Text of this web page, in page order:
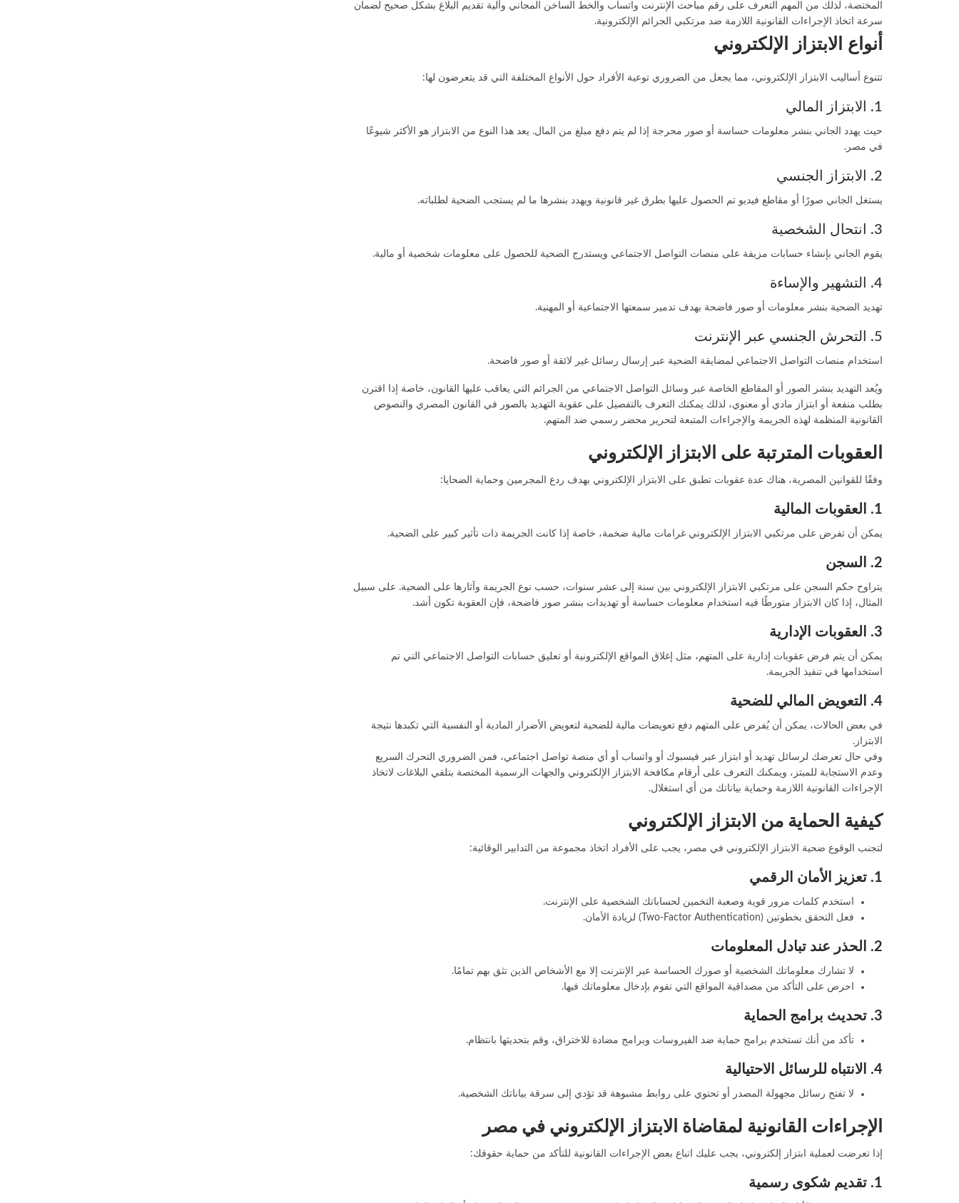
المختصة، لذلك من المهم التعرف على رقم مباحث الإنترنت واتساب والخط الساخن المجاني وآلية تقديم البلاغ بشكل صحيح لضمان
سرعة اتخاذ الإجراءات القانونية اللازمة ضد مرتكبي الجرائم الإلكترونية.
أنواع الابتزاز الإلكتروني
تتنوع أساليب الابتزاز الإلكتروني، مما يجعل من الضروري توعية الأفراد حول الأنواع المختلفة التي قد يتعرضون لها:
1. الابتزاز المالي
حيث يهدد الجاني بنشر معلومات حساسة أو صور محرجة إذا لم يتم دفع مبلغ من المال. يعد هذا النوع من الابتزاز هو الأكثر شيوعًا
في مصر.
2. الابتزاز الجنسي
يستغل الجاني صورًا أو مقاطع فيديو تم الحصول عليها بطرق غير قانونية ويهدد بنشرها ما لم يستجب الضحية لطلباته.
3. انتحال الشخصية
يقوم الجاني بإنشاء حسابات مزيفة على منصات التواصل الاجتماعي ويستدرج الضحية للحصول على معلومات شخصية أو مالية.
4. التشهير والإساءة
تهديد الضحية بنشر معلومات أو صور فاضحة بهدف تدمير سمعتها الاجتماعية أو المهنية.
5. التحرش الجنسي عبر الإنترنت
استخدام منصات التواصل الاجتماعي لمضايقة الضحية عبر إرسال رسائل غير لائقة أو صور فاضحة.
ويُعد التهديد بنشر الصور أو المقاطع الخاصة عبر وسائل التواصل الاجتماعي من الجرائم التي يعاقب عليها القانون، خاصة إذا اقترن
بطلب منفعة أو ابتزاز مادي أو معنوي، لذلك يمكنك التعرف بالتفصيل على عقوبة التهديد بالصور
في القانون المصري والنصوص
القانونية المنظمة لهذه الجريمة والإجراءات المتبعة لتحرير محضر رسمي ضد المتهم.
العقوبات المترتبة على الابتزاز الإلكتروني
وفقًا للقوانين المصرية، هناك عدة عقوبات تطبق على الابتزاز الإلكتروني بهدف ردع المجرمين وحماية الضحايا:
1. العقوبات المالية
يمكن أن تفرض على مرتكبي الابتزاز الإلكتروني غرامات مالية ضخمة، خاصة إذا كانت الجريمة ذات تأثير كبير على الضحية.
2. السجن
يتراوح حكم السجن على مرتكبي الابتزاز الإلكتروني بين سنة إلى عشر سنوات، حسب نوع الجريمة وآثارها على الضحية. على سبيل
المثال، إذا كان الابتزاز متورطًا فيه استخدام معلومات حساسة أو تهديدات بنشر صور فاضحة، فإن العقوبة تكون أشد.
3. العقوبات الإدارية
يمكن أن يتم فرض عقوبات إدارية على المتهم، مثل إغلاق المواقع الإلكترونية أو تعليق حسابات التواصل الاجتماعي التي تم
استخدامها في تنفيذ الجريمة.
4. التعويض المالي للضحية
في بعض الحالات، يمكن أن يُفرض على المتهم دفع تعويضات مالية للضحية لتعويض الأضرار المادية أو النفسية التي تكبدها نتيجة
الابتزاز.
وفي حال تعرضك لرسائل تهديد أو ابتزاز عبر فيسبوك أو واتساب أو أي منصة تواصل اجتماعي، فمن الضروري التحرك السريع
وعدم الاستجابة للمبتز، ويمكنك التعرف على
أرقام مكافحة الابتزاز الإلكتروني والجهات الرسمية المختصة بتلقي البلاغات لاتخاذ
الإجراءات القانونية اللازمة وحماية بياناتك من أي استغلال.
كيفية الحماية من الابتزاز الإلكتروني
لتجنب الوقوع ضحية الابتزاز الإلكتروني في مصر، يجب على الأفراد اتخاذ مجموعة من التدابير الوقائية:
1. تعزيز الأمان الرقمي
استخدم كلمات مرور قوية وصعبة التخمين لحساباتك الشخصية على الإنترنت.
فعل التحقق بخطوتين (Two-Factor Authentication) لزيادة الأمان.
2. الحذر عند تبادل المعلومات
لا تشارك معلوماتك الشخصية أو صورك الحساسة عبر الإنترنت إلا مع الأشخاص الذين تثق بهم تمامًا.
احرص على التأكد من مصداقية المواقع التي تقوم بإدخال معلوماتك فيها.
3. تحديث برامج الحماية
تأكد من أنك تستخدم برامج حماية ضد الفيروسات وبرامج مضادة للاختراق، وقم بتحديثها بانتظام.
4. الانتباه للرسائل الاحتيالية
لا تفتح رسائل مجهولة المصدر أو تحتوي على روابط مشبوهة قد تؤدي إلى سرقة بياناتك الشخصية.
الإجراءات القانونية لمقاضاة الابتزاز الإلكتروني في مصر
إذا تعرضت لعملية ابتزاز إلكتروني، يجب عليك اتباع بعض الإجراءات القانونية للتأكد من حماية حقوقك:
1. تقديم شكوى رسمية